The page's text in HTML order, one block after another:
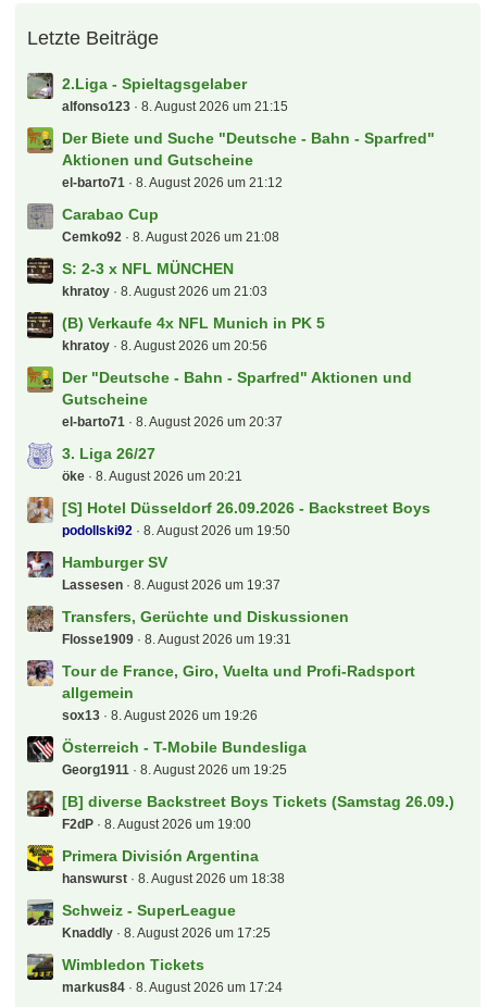
Letzte Beiträge
2.Liga - Spieltagsgelaber
alfonso123 8. August 2026 um 21:15
Der Biete und Suche "Deutsche - Bahn - Sparfred"
Aktionen und Gutscheine
el-barto71 8. August 2026 um 21:12
Carabao Cup
Cemko92 8. August 2026 um 21:08
S: 2-3 x NFL MÜNCHEN
khratoy 8. August 2026 um 21:03
(B) Verkaufe 4x NFL Munich in PK 5
khratoy 8. August 2026 um 20:56
Der "Deutsche - Bahn - Sparfred" Aktionen und
Gutscheine
el-barto71 8. August 2026 um 20:37
3. Liga 26/27
öke 8. August 2026 um 20:21
[S] Hotel Düsseldorf 26.09.2026 - Backstreet Boys
podollski92 8. August 2026 um 19:50
Hamburger SV
Lassesen 8. August 2026 um 19:37
Transfers, Gerüchte und Diskussionen
Flosse1909 8. August 2026 um 19:31
Tour de France, Giro, Vuelta und Profi-Radsport
allgemein
sox13 8. August 2026 um 19:26
Österreich - T-Mobile Bundesliga
Georg1911 8. August 2026 um 19:25
[B] diverse Backstreet Boys Tickets (Samstag 26.09.)
F2dP 8. August 2026 um 19:00
Primera División Argentina
hanswurst 8. August 2026 um 18:38
Schweiz - SuperLeague
Knaddly 8. August 2026 um 17:25
Wimbledon Tickets
markus84 8. August 2026 um 17:24